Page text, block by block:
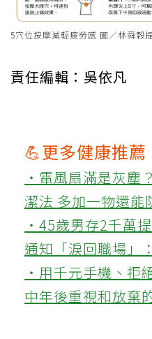
5穴位按摩減輕疲勞感 圖／林舜穀
責任編輯：吳依凡
💪更多健康推薦
‧電風扇滿是灰塵
潔法 多加一物還能
‧45歲男存2千萬
通知「淚回職場」
‧用千元手機、拒
中年後重視和放棄